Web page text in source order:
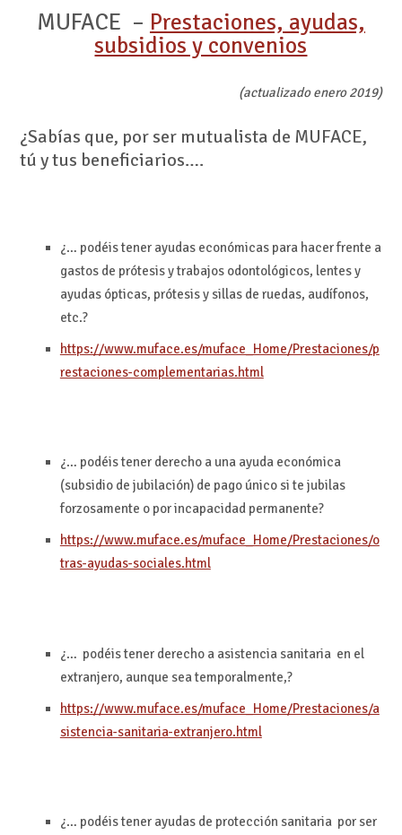
MUFACE – Prestaciones, ayudas,
subsidios y convenios
(actualizado enero 2019)
¿Sabías que, por ser mutualista de MUFACE,
tú y tus beneficiarios….
¿… podéis tener ayudas económicas para hacer frente a
gastos de prótesis y trabajos odontológicos, lentes y
ayudas ópticas, prótesis y sillas de ruedas, audífonos,
etc.?
https://www.muface.es/muface_Home/Prestaciones/p
restaciones-complementarias.html
¿… podéis tener derecho a una ayuda económica
(subsidio de jubilación) de pago único si te jubilas
forzosamente o por incapacidad permanente?
https://www.muface.es/muface_Home/Prestaciones/o
tras-ayudas-sociales.html
¿… podéis tener derecho a asistencia sanitaria en el
extranjero, aunque sea temporalmente,?
https://www.muface.es/muface_Home/Prestaciones/a
sistencia-sanitaria-extranjero.html
¿… podéis tener ayudas de protección sanitaria por ser